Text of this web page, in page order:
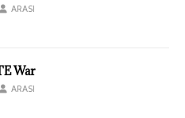
ARASI
War
ARASI